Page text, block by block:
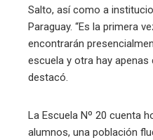
Salto, así como a
Paraguay. “Es la primera
encontrarán
escuela y otra hay apenas
destacó.
La Escuela Nº 20 cuenta
alumnos, una población